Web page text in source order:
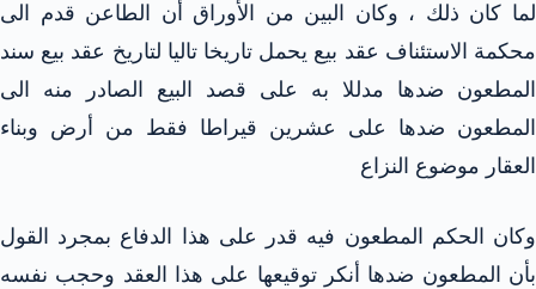
لما كان ذلك ، وكان البين من الأوراق أن الطاعن قدم الى
محكمة الاستئناف عقد بيع يحمل تاريخا تاليا لتاريخ عقد بيع سند
المطعون ضدها مدللا به على قصد البيع الصادر منه الى
المطعون ضدها على عشرين قيراطا فقط من أرض وبناء
العقار موضوع النزاع
وكان الحكم المطعون فيه قدر على هذا الدفاع بمجرد القول
بأن المطعون ضدها أنكر توقيعها على هذا العقد وحجب نفسه